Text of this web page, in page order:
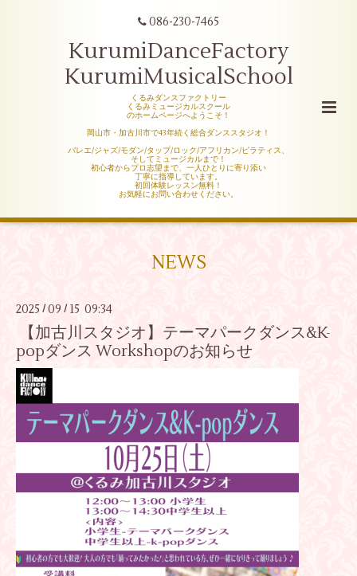
086-230-7465
KurumiDanceFactory
KurumiMusicalSchool
くるみダンスファクトリー
くるみミュージカルスクール
のホームページへようこそ！
岡山市・加古川市で43年続く総合ダンススタジオ！
バレエ/ジャズ/モダン/タップ/ロック/アフリカン/ピラティス、
そしてミュージカルまで！
初心者からプロ志望まで、一人ひとりに寄り添い
丁寧に指導しています。
初回体験レッスン無料！
お気軽にお問い合わせください。
NEWS
2025 / 09 / 15 09:34
【加古川スタジオ】テーマパークダンス&K-
popダンス Workshopのお知らせ